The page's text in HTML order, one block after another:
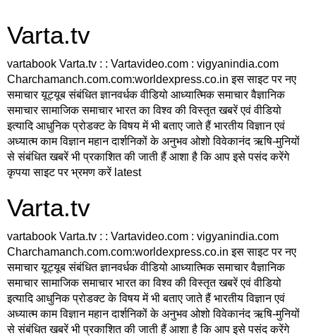
Varta.tv
vartabook Varta.tv : : Vartavideo.com : vigyanindia.com
Charchamanch.com.com:worldexpress.co.in इस साइट पर नए
समाचार यूट्यूब संबंधित ज्ञानवर्धक वीडियो आध्यात्मिक समाचार वैज्ञानिक
समाचार सामाजिक समाचार भारत का विश्व की विस्तृत खबरें एवं वीडियो
इत्यादि आधुनिक प्रोडक्ट के विषय में भी बताए जाते हैं भारतीय विज्ञान एवं
अध्यात्म काम विज्ञान महान दार्शनिकों के अनुभव ओशो विवेकानंद ऋषि-मुनियों
से संबंधित खबरें भी प्रकाशित की जाती हैं आशा है कि आप इसे पसंद करेंगे
कृपया साइट पर भ्रमण करें latest
Varta.tv
vartabook Varta.tv : : Vartavideo.com : vigyanindia.com
Charchamanch.com.com:worldexpress.co.in इस साइट पर नए
समाचार यूट्यूब संबंधित ज्ञानवर्धक वीडियो आध्यात्मिक समाचार वैज्ञानिक
समाचार सामाजिक समाचार भारत का विश्व की विस्तृत खबरें एवं वीडियो
इत्यादि आधुनिक प्रोडक्ट के विषय में भी बताए जाते हैं भारतीय विज्ञान एवं
अध्यात्म काम विज्ञान महान दार्शनिकों के अनुभव ओशो विवेकानंद ऋषि-मुनियों
से संबंधित खबरें भी प्रकाशित की जाती हैं आशा है कि आप इसे पसंद करेंगे